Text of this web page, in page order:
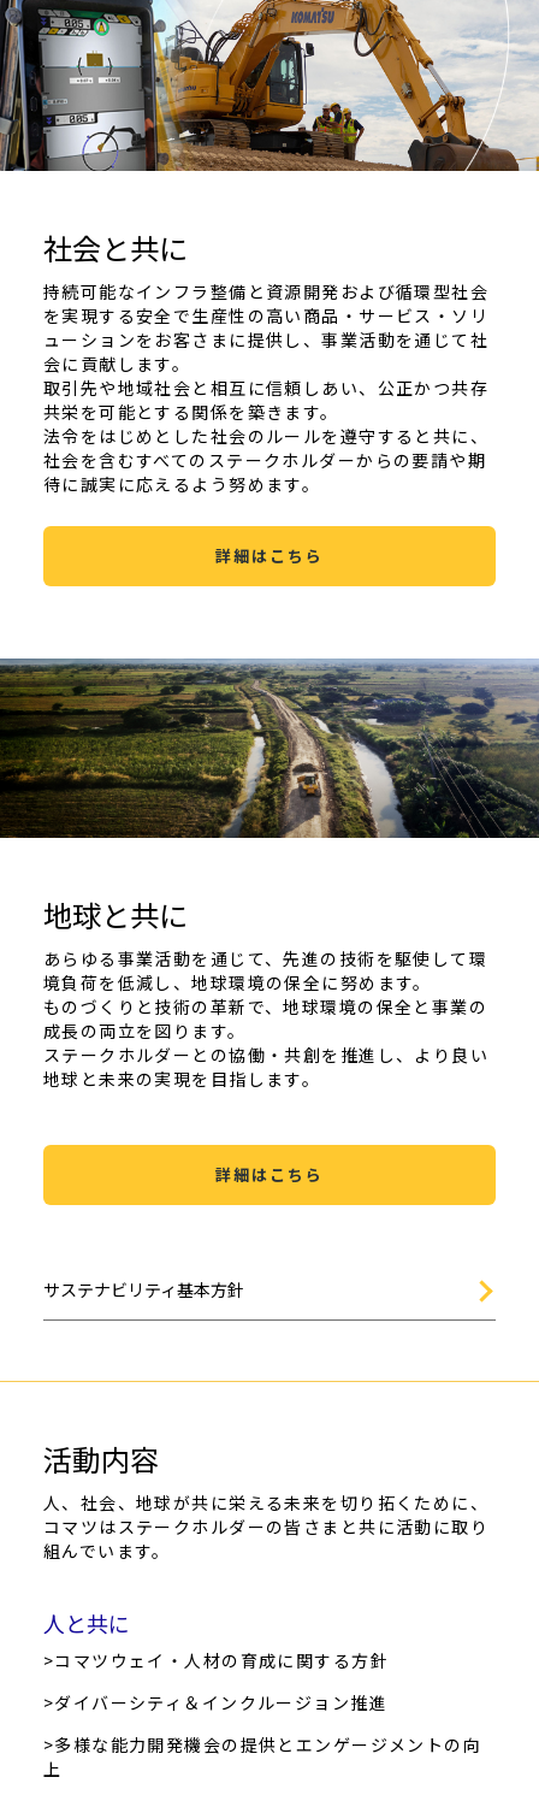
社会と共に
持続可能なインフラ整備と資源開発および循環型社会
を実現する安全で生産性の高い商品・サービス・ソリ
ューションをお客さまに提供し、事業活動を通じて社
会に貢献します。
取引先や地域社会と相互に信頼しあい、公正かつ共存
共栄を可能とする関係を築きます。
法令をはじめとした社会のルールを遵守すると共に、
社会を含むすべてのステークホルダーからの要請や期
待に誠実に応えるよう努めます。
詳細はこちら
地球と共に
あらゆる事業活動を通じて、先進の技術を駆使して環
境負荷を低減し、地球環境の保全に努めます。
ものづくりと技術の革新で、地球環境の保全と事業の
成長の両立を図ります。
ステークホルダーとの協働・共創を推進し、より良い
地球と未来の実現を目指します。
詳細はこちら
サステナビリティ基本方針
活動内容
人、社会、地球が共に栄える未来を切り拓くために、
コマツはステークホルダーの皆さまと共に活動に取り
組んでいます。
人と共に
>コマツウェイ・人材の育成に関する方針
>ダイバーシティ＆インクルージョン推進
>多様な能力開発機会の提供とエンゲージメントの向
上